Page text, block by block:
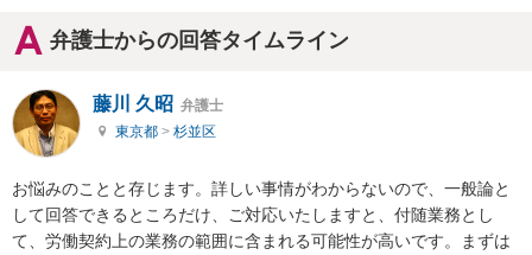
弁護士からの回答タイムライン
藤川 久昭 弁護士
東京都 > 杉並区
お悩みのことと存じます。詳しい事情がわからないので、一般論と
して回答できるところだけ、ご対応いたしますと、付随業務とし
て、労働契約上の業務の範囲に含まれる可能性が高いです。まずは